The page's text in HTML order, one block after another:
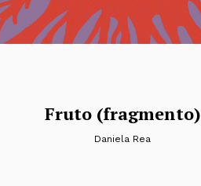
Fruto (fragmento)
Daniela Rea